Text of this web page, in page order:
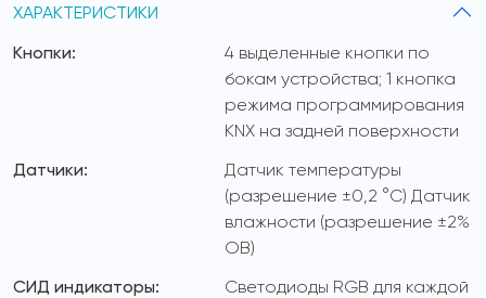
ХАРАКТЕРИСТИКИ
Кнопки:
4 выделенные кнопки по
бокам устройства; 1 кнопка
режима программирования
KNX на задней поверхности
Датчики:
Датчик температуры
(разрешение ±0,2 °C) Датчик
влажности (разрешение ±2%
ОВ)
СИД индикаторы:
Светодиоды RGB для каждой